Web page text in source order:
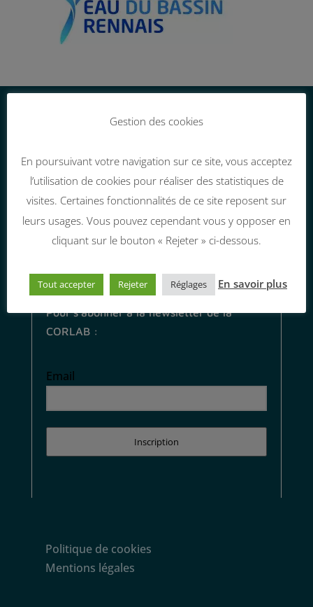

26 rue Marc Sangnier
35000 Rennes
 contact@corlab.org
Pour s’abonner à la newsletter de la
CORLAB :
Email
Inscription
Politique de cookies
Mentions légales
Gestion des cookies
En poursuivant votre navigation sur ce site, vous acceptez
l’utilisation de cookies pour réaliser des statistiques de
visites. Certaines fonctionnalités de ce site reposent sur
leurs usages. Vous pouvez cependant vous y opposer en
cliquant sur le bouton « Rejeter » ci-dessous.
Tout accepter Rejeter Réglages En savoir plus